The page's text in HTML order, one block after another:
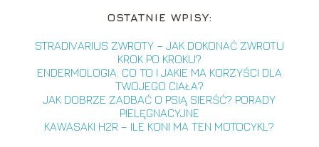
OSTATNIE WPISY:
STRADIVARIUS ZWROTY – JAK DOKONAĆ ZWROTU
KROK PO KROKU?
ENDERMOLOGIA: CO TO I JAKIE MA KORZYŚCI DLA
TWOJEGO CIAŁA?
JAK DOBRZE ZADBAĆ O PSIĄ SIERŚĆ? PORADY
PIELĘGNACYJNE
KAWASAKI H2R – ILE KONI MA TEN MOTOCYKL?